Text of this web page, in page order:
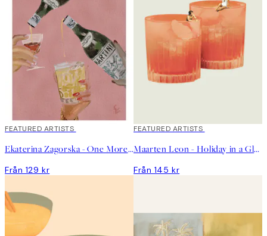
FEATURED ARTISTS
Ekaterina Zagorska - One More Martini Please Poster
Från 129 kr
FEATURED ARTISTS
Maarten Leon - Holiday in a Glass No2 Poster
Från 145 kr